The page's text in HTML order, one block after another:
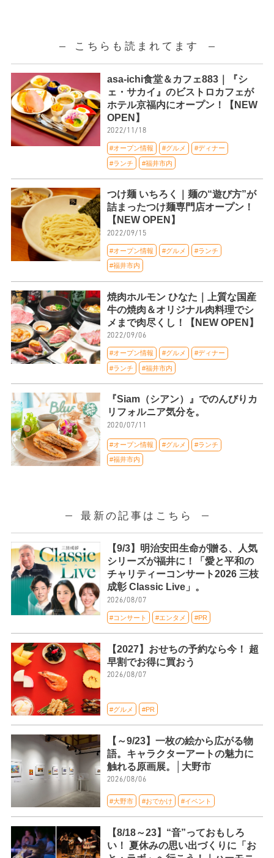
こちらも読まれてます
asa-ichi食堂＆カフェ883｜『シ
ェ・サカイ』のビストロカフェが
ホテル京福内にオープン！【NEW
OPEN】
2022/11/18
#オープン情報 #グルメ #ディナー
#ランチ #福井市内
つけ麺 いちろく｜麺の“遊び方”が
詰まったつけ麺専門店オープン！
【NEW OPEN】
2022/09/15
#オープン情報 #グルメ #ランチ
#福井市内
焼肉ホルモン ひなた｜上質な国産
牛の焼肉＆オリジナル肉料理でシ
メまで肉尽くし！【NEW OPEN】
2022/09/06
#オープン情報 #グルメ #ディナー
#ランチ #福井市内
『Siam（シアン）』でのんびりカ
リフォルニア気分を。
2020/07/11
#オープン情報 #グルメ #ランチ
#福井市内
最新の記事はこちら
【9/3】明治安田生命が贈る、人気
シリーズが福井に！「愛と平和の
チャリティーコンサート2026 三枝
成彰 Classic Live」。
2026/08/07
#コンサート #エンタメ #PR
【2027】おせちの予約なら今！ 超
早割でお得に買おう
2026/08/07
#グルメ #PR
【～9/23】一枚の絵から広がる物
語。キャラクターアートの魅力に
触れる原画展。│大野市
2026/08/06
#大野市 #おでかけ #イベント
【8/18～23】“音”っておもしろ
い！ 夏休みの思い出づくりに「お